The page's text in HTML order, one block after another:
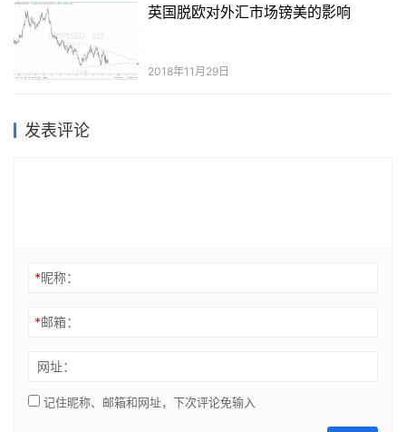
英国脱欧对外汇市场镑美的影响
2018年11月29日
发表评论
*昵称：
*邮箱：
网址：
记住昵称、邮箱和网址，下次评论免输入